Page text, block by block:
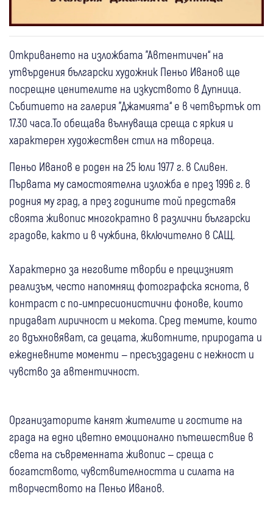
Откриването на изложбата "Автентичен“ на
утвърдения български художник Пеньо Иванов ще
посрещне ценителите на изкуството в Дупница.
Събитието на галерия "Джамията“ е в четвъртък от
17.30 часа.То обещава вълнуваща среща с яркия и
характерен художествен стил на твореца.
Пеньо Иванов е роден на 25 юли 1977 г. в Сливен.
Първата му самостоятелна изложба е през 1996 г. в
родния му град, а през годините той представя
своята живопис многократно в различни български
градове, както и в чужбина, включително в САЩ.
Характерно за неговите творби е прецизният
реализъм, често напомнящ фотографска яснота, в
контраст с по-импресионистични фонове, които
придават лиричност и мекота. Сред темите, които
го вдъхновяват, са децата, животните, природата и
ежедневните моменти — пресъздадени с нежност и
чувство за автентичност.
Организаторите канят жителите и гостите на
града на едно цветно емоционално пътешествие в
света на съвременната живопис — среща с
богатството, чувствителността и силата на
творчеството на Пеньо Иванов.